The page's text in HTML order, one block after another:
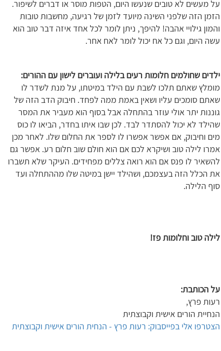
על מעשים לא טובים שנעשו היום, הטפות מוסר או דברים לשיפור.
הזמן הזה שלפני השינה מיועד לזמן של רגיעה, מחשבות טובות
והמון גילויי אהבה! להיפך, ניתן לומר לכל אחד איזה דבר טוב הוא
עשה היום, וגם כל אח יכול לומר לאח אחר.
ילדים שחולמים חלומות רעים בלילה ועוברים לישון עם ההורים:
מומלץ שאתם תלכו לשבת עם הילד במיטתו, על מנת לשדר לו
שאתם סומכים עליו ושאין באמת ממה לפחד. חיבוק הדב הזה של
גוננות יתר אולי עוזר בהתחלה אבל בסוף הוא מעביר את המסר
שהילד לא יכול להסתדר לבד. לכן שבו איתו בחדר, הביאו לו כוס
מים וחיבוק, אם אפשר אפשרו לו לספר את החלום שלו. לאחר מכן
אמרו לילה טוב ושיקרא לכם אם הוא חולם שוב חלום רע. אפשר גם
להשאיר לו פנס אם הוא רואה צללים מפחידים. העיקר שלא תשברו
את הכלל הזה בעצמכם, ושהילד יישן במיטה שלו מההתחלה ועד
סוף הלילה.
לילה טוב וחלומות פז!
על הכותבת:
רעות פרץ,
הנחיית הורים אישית וקבוצתית
הצטרפו אלי בפייסבוק: רעות פרץ - הנחית הורים אישית וקבוצתית